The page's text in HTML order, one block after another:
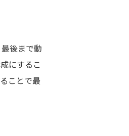
後まで動
にするこ
ことで最